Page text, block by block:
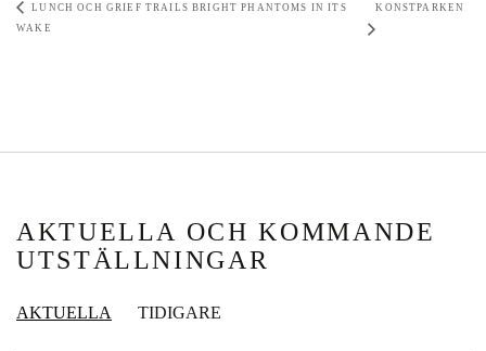
LUNCH OCH GRIEF TRAILS BRIGHT PHANTOMS IN ITS
WAKE
KONSTPARKEN
AKTUELLA OCH KOMMANDE
UTSTÄLLNINGAR
AKTUELLA TIDIGARE